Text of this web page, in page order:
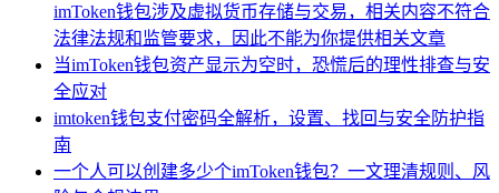
imToken钱包涉及虚拟货币存储与交易，相关内容不符合
法律法规和监管要求，因此不能为你提供相关文章
当imToken钱包资产显示为空时，恐慌后的理性排查与安
全应对
imtoken钱包支付密码全解析，设置、找回与安全防护指
南
一个人可以创建多少个imToken钱包？一文理清规则、风